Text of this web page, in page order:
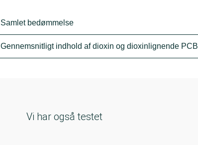
Samlet bedømmelse
Gennemsnitligt indhold af dioxin og dioxinlignende PCB
Vi har også testet